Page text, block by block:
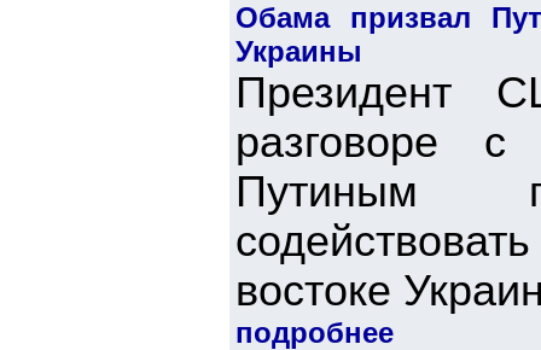
Обама призвал
Украины
Президент
разговоре
Путиным
востоке
подробнее